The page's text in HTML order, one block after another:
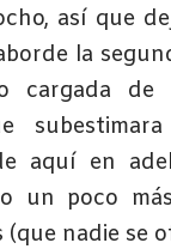
así que
la
cargada de
aquí en
un poco
(que nadie se